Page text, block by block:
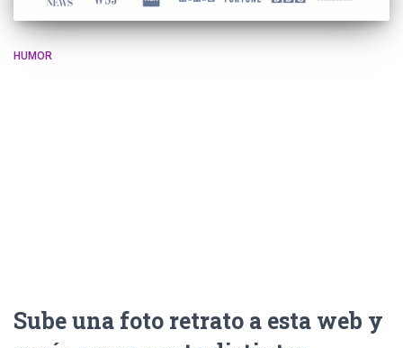
HUMOR
Sube una foto retrato a esta web y